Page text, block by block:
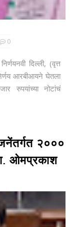
0
दिल्ली, (वृत्त
आरबीआयने घेतला
रुपयांच्या नोटांचं
२०००
ओमप्रकाश